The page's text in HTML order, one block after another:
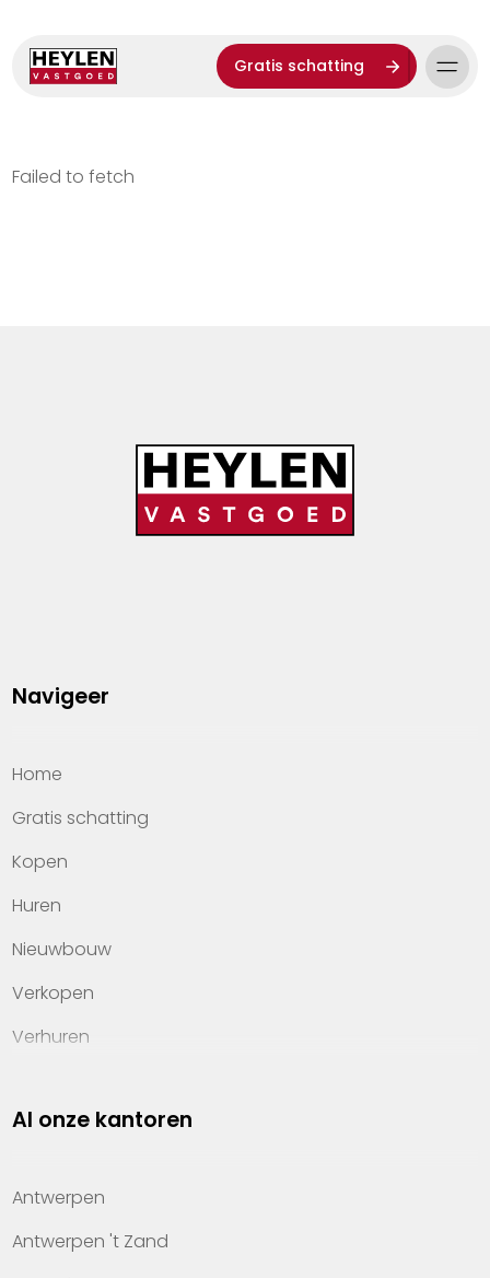
Gratis schatting
Failed to fetch
Navigeer
Home
Gratis schatting
Kopen
Huren
Nieuwbouw
Verkopen
Verhuren
Property management
Kennis van wonen
Kantoren
Al onze kantoren
Antwerpen
Antwerpen 't Zand